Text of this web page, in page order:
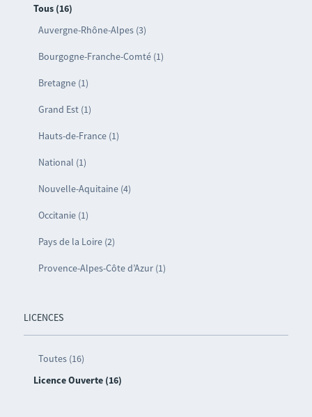
Tous (16)
Auvergne-Rhône-Alpes (3)
Bourgogne-Franche-Comté (1)
Bretagne (1)
Grand Est (1)
Hauts-de-France (1)
National (1)
Nouvelle-Aquitaine (4)
Occitanie (1)
Pays de la Loire (2)
Provence-Alpes-Côte d’Azur (1)
LICENCES
Toutes (16)
Licence Ouverte (16)